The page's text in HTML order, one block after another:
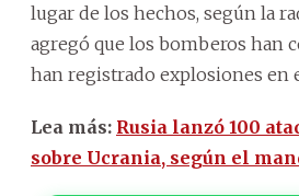
lugar de los hechos, según la
agregó que los bomberos han
han registrado explosiones en
Lea más: Rusia lanzó 100
sobre Ucrania, según el